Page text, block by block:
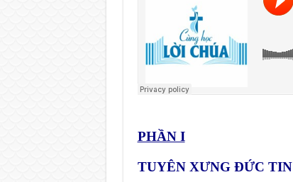
PHẦN I
TUYÊN XƯNG ĐỨC TIN